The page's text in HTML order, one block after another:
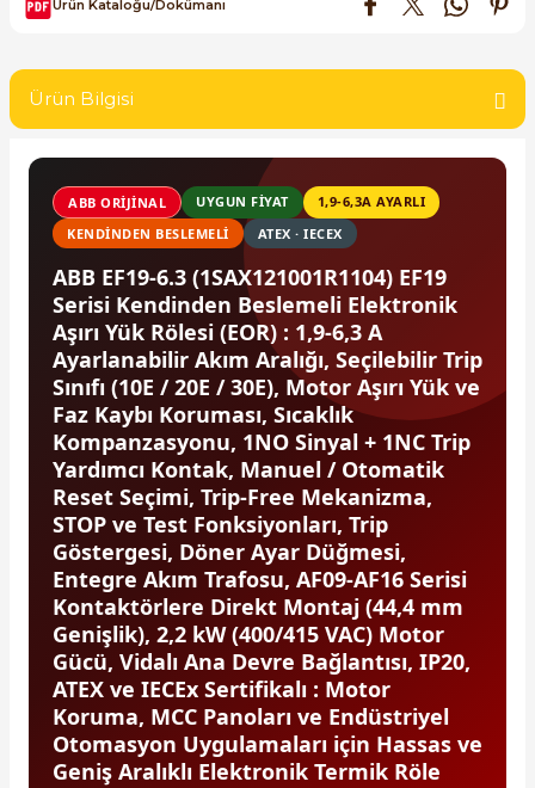
Kesiciler
Yol Vericiler
Pako Şalterler
SIMATIC SAFETY
SIMOTION Hareket Kontrol Üniteleri
SIRIUS SAFETY
WinCC Unified Runtime Yazılımları
Ürün Kataloğu/Dokümanı
Ürün Bilgisi
ABB ORIJINAL UYGUN FIYAT
1,9-6,3A AYARLI
KENDINDEN BESLEMELI
ATEX · IECEX
ABB EF19-6.3 (1SAX121001R1104) EF19
Serisi Kendinden Beslemeli Elektronik
Aşırı Yük Rölesi (EOR) : 1,9-6,3 A
Ayarlanabilir Akım Aralığı, Seçilebilir Trip
Sınıfı (10E / 20E / 30E), Motor Aşırı Yük ve
Faz Kaybı Koruması, Sıcaklık
Kompanzasyonu, 1NO Sinyal + 1NC Trip
Yardımcı Kontak, Manuel / Otomatik
Reset Seçimi, Trip-Free Mekanizma,
STOP ve Test Fonksiyonları, Trip
Göstergesi, Döner Ayar Düğmesi,
Entegre Akım Trafosu, AF09-AF16 Serisi
Kontaktörlere Direkt Montaj (44,4 mm
Genişlik), 2,2 kW (400/415 VAC) Motor
Gücü, Vidalı Ana Devre Bağlantısı, IP20,
ATEX ve IECEx Sertifikalı : Motor
Koruma, MCC Panoları ve Endüstriyel
Otomasyon Uygulamaları için Hassas ve
Geniş Aralıklı Elektronik Termik Röle